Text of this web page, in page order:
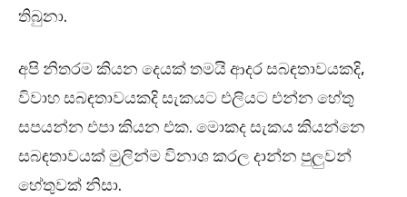
තිබුනා.
අපි නිතරම කියන දෙයක් තමයි ආදර සබඳතාවයකදි,
විවාහ සබඳතාවයකදි සැකයට එලියට එන්න හේතු
සපයන්න එපා කියන එක. මොකද සැකය කියන්නෙ
සබඳතාවයක් මුලින්ම විනාශ කරල දාන්න පුලුවන්
හේතුවක් නිසා.